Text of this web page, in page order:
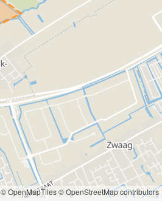
© OpenMapTiles© OpenStreetMap contributors